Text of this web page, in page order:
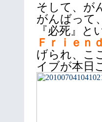
そして、が
がんばって
『必死』
Ｆｒｉｅｎ
げられ、こ
イブが本日